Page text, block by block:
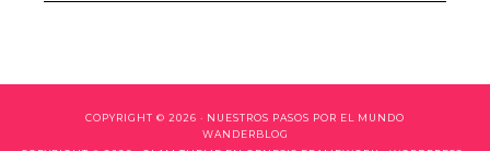
COPYRIGHT © 2026 · NUESTROS PASOS POR EL MUNDO
WANDERBLOG